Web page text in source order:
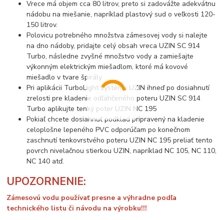
Vrece má objem cca 80 litrov, preto si zadovážte adekvátnu
nádobu na miešanie, napríklad plastový sud o veľkosti 120-
150 litrov.
Polovicu potrebného množstva zámesovej vody si nalejte
na dno nádoby, pridajte celý obsah vreca UZIN SC 914
Turbo, následne zvyšné množstvo vody a zamiešajte
výkonným elektrickým miešadlom, ktoré má kovové
miešadlo v tvare špirály.
Pri aplikácii TurboLight systému UZIN ihneď po dosiahnutí
zrelosti pre kladenie odľahčeného poteru UZIN SC 914
Turbo aplikujte tenký poter UZIN NC 195
Pokiaľ chcete dosiahnuť podklad pripravený na kladenie
celoplošne lepeného PVC odporúčam po konečnom
zaschnutí tenkovrstvého poteru UZIN NC 195 preliať tento
povrch nivelačnou stierkou UZIN, napríklad NC 105, NC 110,
NC 140 atď.
UPOZORNENIE:
Zámesovú vodu používať presne a výhradne podľa
technického listu či návodu na výrobku!!!